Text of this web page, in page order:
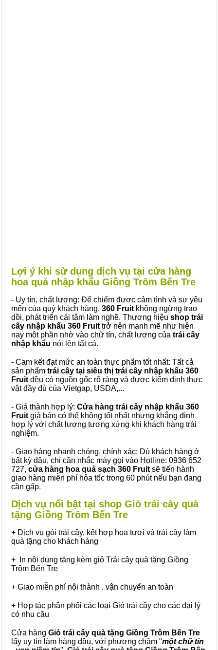
Lợi ý khi sử dụng dịch vụ tại cửa hàng
hoa quả nhập khẩu Giồng Trôm Bến Tre
- Uy tín, chất lượng: Để chiếm được cảm tình và sự yêu
mến của quý khách hàng, 360 Fruit không ngừng trao
dồi, phát triển cái tâm làm nghề. Thương hiệu shop trái
cây nhập khẩu 360 Fruit trở nên mạnh mẽ như hiện
nay một phần nhờ vào chữ tín, chất lượng của trái cây
nhập khẩu nói lên tất cả.
- Cam kết đạt mức an toàn thực phẩm tốt nhất: Tất cả
sản phẩm trái cây tại siêu thị trái cây nhập khẩu 360
Fruit đều có nguồn gốc rõ ràng và được kiểm định thực
vật đầy đủ của Vietgap, USDA,...
- Giá thành hợp lý: Cửa hàng trái cây nhập khẩu 360
Fruit giá bán có thể không tốt nhất nhưng khẳng định
hợp lý với chất lượng tương xứng khi khách hàng trải
nghiệm.
- Giao hàng nhanh chóng, chính xác: Dù khách hàng ở
bất kỳ đâu, chỉ cần nhắc máy gọi vào Hotline: 0936 652
727, cửa hàng hoa quả sạch 360 Fruit sẽ tiến hành
giao hàng miễn phí hỏa tốc trong 60 phút nếu bạn đang
cần gấp.
Dịch vụ nổi bật tại shop Giỏ trái cây quà
tặng Giồng Trôm Bến Tre
+ Dịch vụ gói trái cây, kết hợp hoa tươi và trái cây làm
quà tặng cho khách hàng
+ In nội dung tặng kèm giỏ Trái cây quà tặng Giồng
Trôm Bến Tre
+ Giao miễn phí nội thành , vận chuyển an toàn
+ Hợp tác phân phối các loại Giỏ trái cây cho các đại lý
có nhu cầu
Cửa hàng Giỏ trái cây quà tặng Giồng Trôm Bến Tre
lấy uy tín làm hàng đầu, với phương châm "một chữ tín